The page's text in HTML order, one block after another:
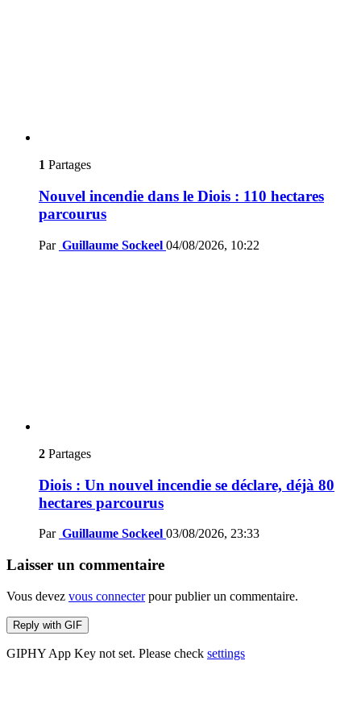
1 Partages
Nouvel incendie dans le Diois : 110 hectares
parcourus
Par Guillaume Sockeel 04/08/2026, 10:22
2 Partages
Diois : Un nouvel incendie se déclare, déjà 80
hectares parcourus
Par Guillaume Sockeel 03/08/2026, 23:33
Laisser un commentaire
Vous devez vous connecterpour publier un commentaire.
Reply with GIF
GIPHY App Key not set. Please check settings